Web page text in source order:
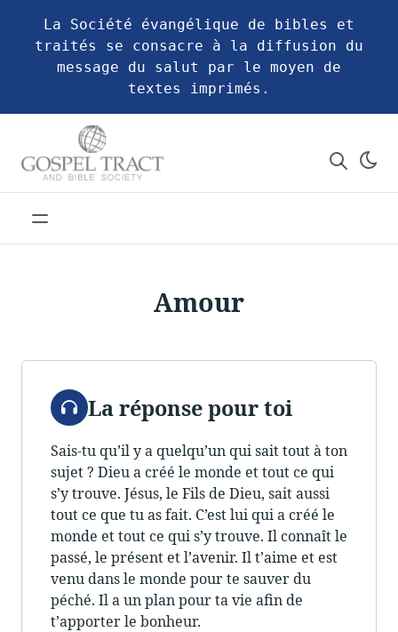
La Société évangélique de bibles et
traités se consacre à la diffusion du
message du salut par le moyen de
textes imprimés.
Amour
Audio
La réponse pour toi
Sais-tu qu’il y a quelqu’un qui sait tout à ton
sujet ? Dieu a créé le monde et tout ce qui
s’y trouve. Jésus, le Fils de Dieu, sait aussi
tout ce que tu as fait. C’est lui qui a créé le
monde et tout ce qui s’y trouve. Il connaît le
passé, le présent et l’avenir. Il t’aime et est
venu dans le monde pour te sauver du
péché. Il a un plan pour ta vie afin de
t’apporter le bonheur.